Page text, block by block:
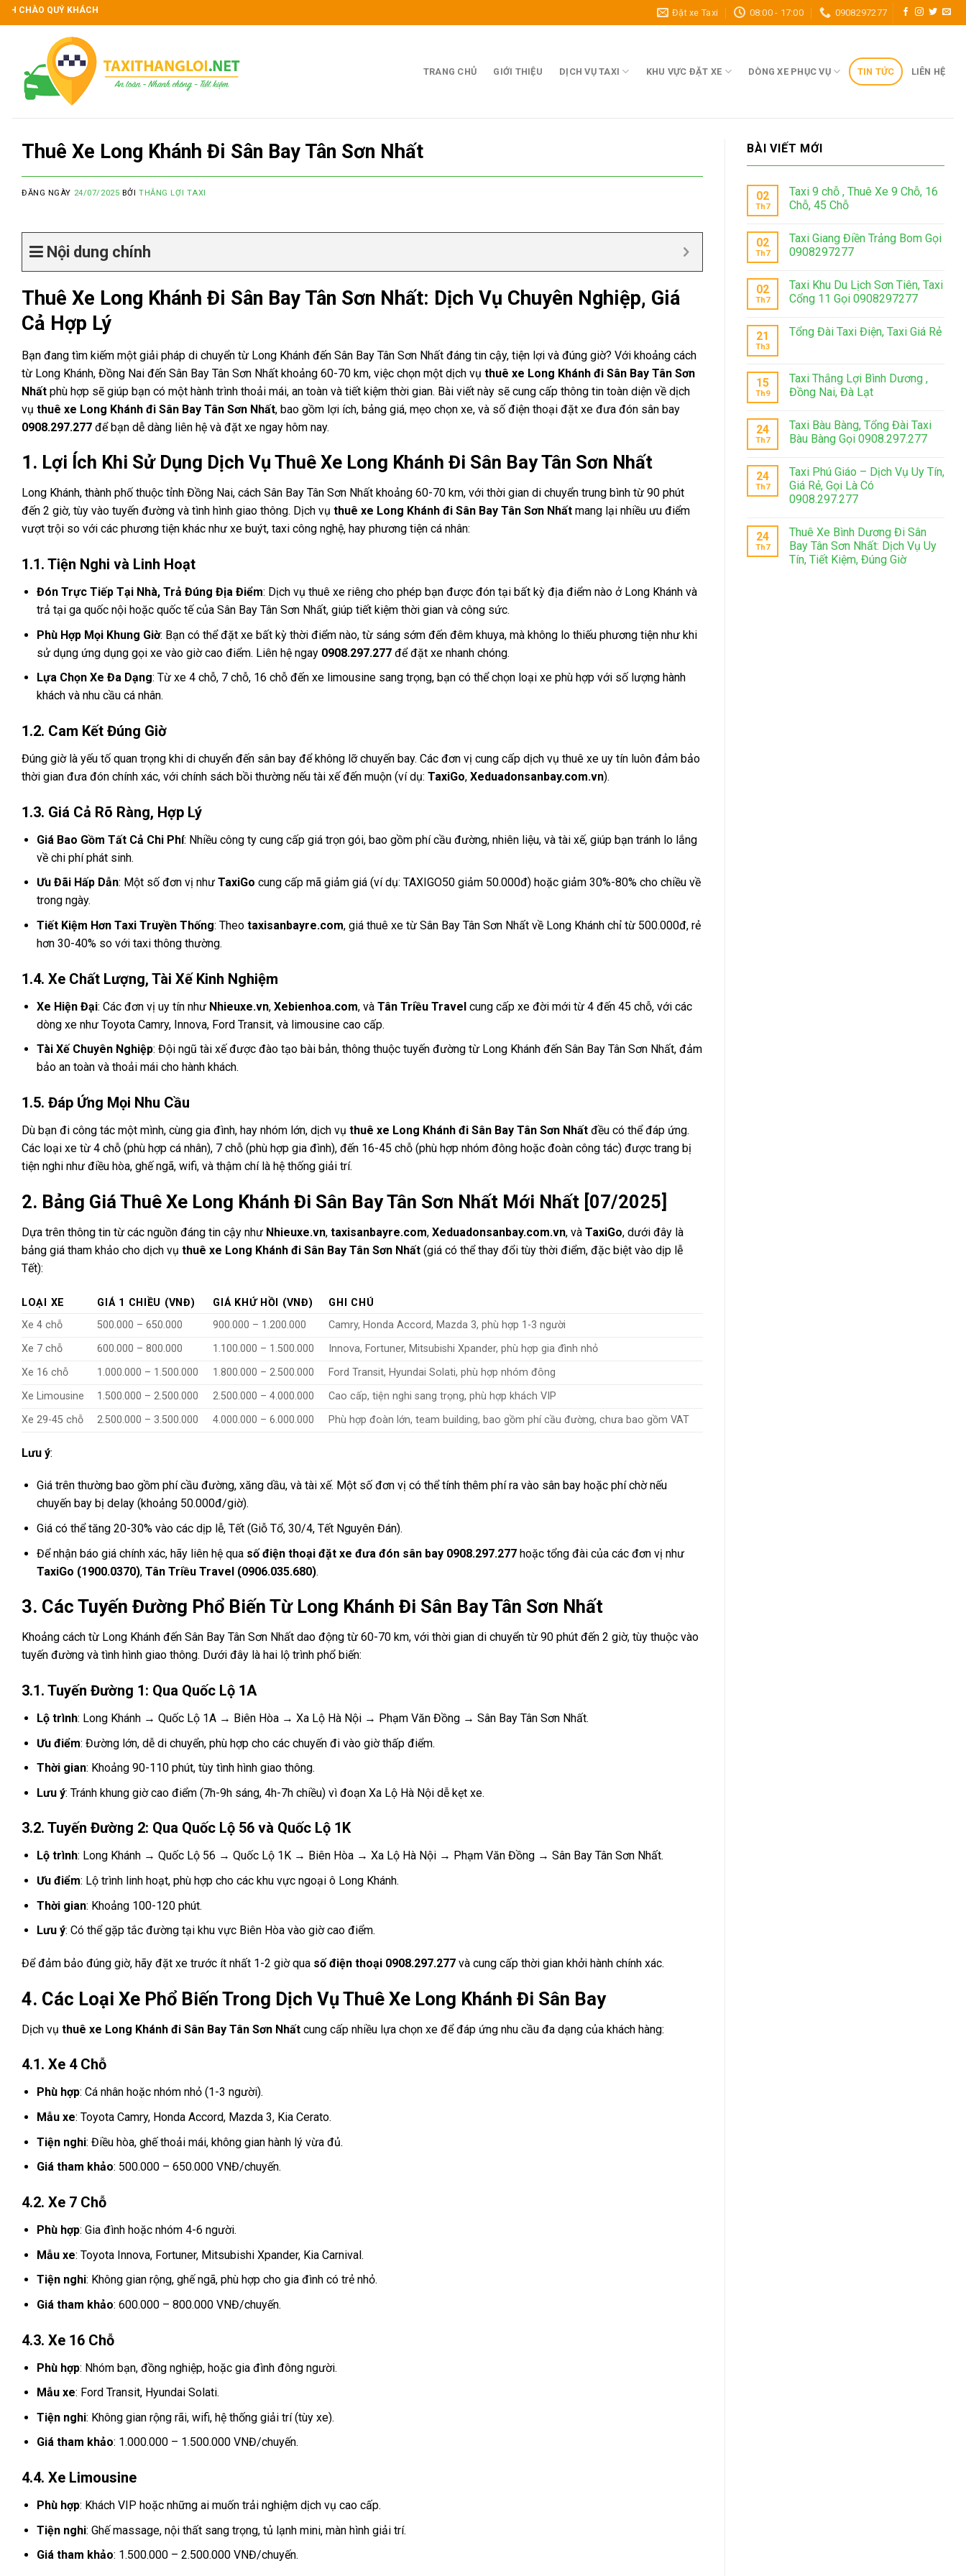
Skip
to
KHÁCH Đặt xe Taxi 08:00 - 17:00 0908297277
TRANG CHỦ GIỚI THIỆU DỊCH VỤ TAXI KHU VỰC ĐẶT XE DÒNG XE PHỤC VỤ TIN TỨC LIÊN HỆ
Thuê Xe Long Khánh Đi Sân Bay Tân Sơn Nhất
ĐĂNG NGÀY 24/07/2025 BỞITHẮNG LỢI TAXI
Nội dung chính
Thuê Xe Long Khánh Đi Sân Bay Tân Sơn Nhất: Dịch Vụ Chuyên Nghiệp, Giá
Cả Hợp Lý
Bạn đang tìm kiếm một giải pháp di chuyển từ Long Khánh đến Sân Bay Tân Sơn Nhất đáng tin cậy, tiện lợi và đúng giờ? Với khoảng cách
từ Long Khánh, Đồng Nai đến Sân Bay Tân Sơn Nhất khoảng 60-70 km, việc chọn một dịch vụ thuê xe Long Khánh đi Sân Bay Tân Sơn
Nhất phù hợp sẽ giúp bạn có một hành trình thoải mái, an toàn và tiết kiệm thời gian. Bài viết này sẽ cung cấp thông tin toàn diện về dịch
vụ thuê xe Long Khánh đi Sân Bay Tân Sơn Nhất, bao gồm lợi ích, bảng giá, mẹo chọn xe, và số điện thoại đặt xe đưa đón sân bay
0908.297.277 để bạn dễ dàng liên hệ và đặt xe ngay hôm nay.
1. Lợi Ích Khi Sử Dụng Dịch Vụ Thuê Xe Long Khánh Đi Sân Bay Tân Sơn Nhất
Long Khánh, thành phố thuộc tỉnh Đồng Nai, cách Sân Bay Tân Sơn Nhất khoảng 60-70 km, với thời gian di chuyển trung bình từ 90 phút
đến 2 giờ, tùy vào tuyến đường và tình hình giao thông. Dịch vụ thuê xe Long Khánh đi Sân Bay Tân Sơn Nhất mang lại nhiều ưu điểm
vượt trội so với các phương tiện khác như xe buýt, taxi công nghệ, hay phương tiện cá nhân:
1.1. Tiện Nghi và Linh Hoạt
Đón Trực Tiếp Tại Nhà, Trả Đúng Địa Điểm: Dịch vụ thuê xe riêng cho phép bạn được đón tại bất kỳ địa điểm nào ở Long Khánh và
trả tại ga quốc nội hoặc quốc tế của Sân Bay Tân Sơn Nhất, giúp tiết kiệm thời gian và công sức.
Phù Hợp Mọi Khung Giờ: Bạn có thể đặt xe bất kỳ thời điểm nào, từ sáng sớm đến đêm khuya, mà không lo thiếu phương tiện như khi
sử dụng ứng dụng gọi xe vào giờ cao điểm. Liên hệ ngay 0908.297.277để đặt xe nhanh chóng.
Lựa Chọn Xe Đa Dạng: Từ xe 4 chỗ, 7 chỗ, 16 chỗ đến xe limousine sang trọng, bạn có thể chọn loại xe phù hợp với số lượng hành
khách và nhu cầu cá nhân.
1.2. Cam Kết Đúng Giờ
Đúng giờ là yếu tố quan trọng khi di chuyển đến sân bay để không lỡ chuyến bay. Các đơn vị cung cấp dịch vụ thuê xe uy tín luôn đảm bảo
thời gian đưa đón chính xác, với chính sách bồi thường nếu tài xế đến muộn (ví dụ: TaxiGo, Xeduadonsanbay.com.vn).
1.3. Giá Cả Rõ Ràng, Hợp Lý
Giá Bao Gồm Tất Cả Chi Phí: Nhiều công ty cung cấp giá trọn gói, bao gồm phí cầu đường, nhiên liệu, và tài xế, giúp bạn tránh lo lắng
về chi phí phát sinh.
Ưu Đãi Hấp Dẫn: Một số đơn vị như TaxiGo cung cấp mã giảm giá (ví dụ: TAXIGO50 giảm 50.000đ) hoặc giảm 30%-80% cho chiều về
trong ngày.
Tiết Kiệm Hơn Taxi Truyền Thống: Theo taxisanbayre.com, giá thuê xe từ Sân Bay Tân Sơn Nhất về Long Khánh chỉ từ 500.000đ, rẻ
hơn 30-40% so với taxi thông thường.
1.4. Xe Chất Lượng, Tài Xế Kinh Nghiệm
Xe Hiện Đại: Các đơn vị uy tín như Nhieuxe.vn, Xebienhoa.com, và Tân Triều Travelcung cấp xe đời mới từ 4 đến 45 chỗ, với các
dòng xe như Toyota Camry, Innova, Ford Transit, và limousine cao cấp.
Tài Xế Chuyên Nghiệp: Đội ngũ tài xế được đào tạo bài bản, thông thuộc tuyến đường từ Long Khánh đến Sân Bay Tân Sơn Nhất, đảm
bảo an toàn và thoải mái cho hành khách.
1.5. Đáp Ứng Mọi Nhu Cầu
Dù bạn đi công tác một mình, cùng gia đình, hay nhóm lớn, dịch vụ thuê xe Long Khánh đi Sân Bay Tân Sơn Nhất đều có thể đáp ứng.
Các loại xe từ 4 chỗ (phù hợp cá nhân), 7 chỗ (phù hợp gia đình), đến 16-45 chỗ (phù hợp nhóm đông hoặc đoàn công tác) được trang bị
tiện nghi như điều hòa, ghế ngã, wifi, và thậm chí là hệ thống giải trí.
2. Bảng Giá Thuê Xe Long Khánh Đi Sân Bay Tân Sơn Nhất Mới Nhất [07/2025]
Dựa trên thông tin từ các nguồn đáng tin cậy như Nhieuxe.vn, taxisanbayre.com, Xeduadonsanbay.com.vn, và TaxiGo, dưới đây là
bảng giá tham khảo cho dịch vụ thuê xe Long Khánh đi Sân Bay Tân Sơn Nhất (giá có thể thay đổi tùy thời điểm, đặc biệt vào dịp lễ
Tết):
LOẠI XE GIÁ 1 CHIỀU (VNĐ) GIÁ KHỨ HỒI (VNĐ)
GHI CHÚ
Xe 4 chỗ
500.000 – 650.000 900.000 – 1.200.000
Camry, Honda Accord, Mazda 3, phù hợp 1-3 người
Xe 7 chỗ
600.000 – 800.000 1.100.000 – 1.500.000
Innova, Fortuner, Mitsubishi Xpander, phù hợp gia đình nhỏ
Xe 16 chỗ
1.000.000 – 1.500.000 1.800.000 – 2.500.000
Ford Transit, Hyundai Solati, phù hợp nhóm đông
Xe Limousine
1.500.000 – 2.500.000 2.500.000 – 4.000.000
Cao cấp, tiện nghi sang trọng, phù hợp khách VIP
Xe 29-45 chỗ
2.500.000 – 3.500.000 4.000.000 – 6.000.000 Phù hợp đoàn lớn, team building, bao gồm phí cầu đường, chưa bao gồm VAT
Lưu ý:
Giá trên thường bao gồm phí cầu đường, xăng dầu, và tài xế. Một số đơn vị có thể tính thêm phí ra vào sân bay hoặc phí chờ nếu
chuyến bay bị delay (khoảng 50.000đ/giờ).
Giá có thể tăng 20-30% vào các dịp lễ, Tết (Giỗ Tổ, 30/4, Tết Nguyên Đán).
Để nhận báo giá chính xác, hãy liên hệ qua số điện thoại đặt xe đưa đón sân bay 0908.297.277hoặc tổng đài của các đơn vị như
TaxiGo (1900.0370), Tân Triều Travel (0906.035.680).
3. Các Tuyến Đường Phổ Biến Từ Long Khánh Đi Sân Bay Tân Sơn Nhất
Khoảng cách từ Long Khánh đến Sân Bay Tân Sơn Nhất dao động từ 60-70 km, với thời gian di chuyển từ 90 phút đến 2 giờ, tùy thuộc vào
tuyến đường và tình hình giao thông. Dưới đây là hai lộ trình phổ biến:
3.1. Tuyến Đường 1: Qua Quốc Lộ 1A
Lộ trình: Long Khánh → Quốc Lộ 1A → Biên Hòa → Xa Lộ Hà Nội → Phạm Văn Đồng → Sân Bay Tân Sơn Nhất.
Ưu điểm: Đường lớn, dễ di chuyển, phù hợp cho các chuyến đi vào giờ thấp điểm.
Thời gian: Khoảng 90-110 phút, tùy tình hình giao thông.
Lưu ý: Tránh khung giờ cao điểm (7h-9h sáng, 4h-7h chiều) vì đoạn Xa Lộ Hà Nội dễ kẹt xe.
3.2. Tuyến Đường 2: Qua Quốc Lộ 56 và Quốc Lộ 1K
Lộ trình: Long Khánh → Quốc Lộ 56 → Quốc Lộ 1K → Biên Hòa → Xa Lộ Hà Nội → Phạm Văn Đồng → Sân Bay Tân Sơn Nhất.
Ưu điểm: Lộ trình linh hoạt, phù hợp cho các khu vực ngoại ô Long Khánh.
Thời gian: Khoảng 100-120 phút.
Lưu ý: Có thể gặp tắc đường tại khu vực Biên Hòa vào giờ cao điểm.
Để đảm bảo đúng giờ, hãy đặt xe trước ít nhất 1-2 giờ qua số điện thoại 0908.297.277 và cung cấp thời gian khởi hành chính xác.
4. Các Loại Xe Phổ Biến Trong Dịch Vụ Thuê Xe Long Khánh Đi Sân Bay
Dịch vụ thuê xe Long Khánh đi Sân Bay Tân Sơn Nhất cung cấp nhiều lựa chọn xe để đáp ứng nhu cầu đa dạng của khách hàng:
4.1. Xe 4 Chỗ
Phù hợp: Cá nhân hoặc nhóm nhỏ (1-3 người).
Mẫu xe: Toyota Camry, Honda Accord, Mazda 3, Kia Cerato.
Tiện nghi: Điều hòa, ghế thoải mái, không gian hành lý vừa đủ.
Giá tham khảo: 500.000 – 650.000 VNĐ/chuyến.
4.2. Xe 7 Chỗ
Phù hợp: Gia đình hoặc nhóm 4-6 người.
Mẫu xe: Toyota Innova, Fortuner, Mitsubishi Xpander, Kia Carnival.
Tiện nghi: Không gian rộng, ghế ngã, phù hợp cho gia đình có trẻ nhỏ.
Giá tham khảo: 600.000 – 800.000 VNĐ/chuyến.
4.3. Xe 16 Chỗ
Phù hợp: Nhóm bạn, đồng nghiệp, hoặc gia đình đông người.
Mẫu xe: Ford Transit, Hyundai Solati.
Tiện nghi: Không gian rộng rãi, wifi, hệ thống giải trí (tùy xe).
Giá tham khảo: 1.000.000 – 1.500.000 VNĐ/chuyến.
4.4. Xe Limousine
Phù hợp: Khách VIP hoặc những ai muốn trải nghiệm dịch vụ cao cấp.
Tiện nghi: Ghế massage, nội thất sang trọng, tủ lạnh mini, màn hình giải trí.
Giá tham khảo: 1.500.000 – 2.500.000 VNĐ/chuyến.
BÀI VIẾT MỚI
02
Th7
Taxi 9 chỗ , Thuê Xe 9 Chỗ, 16
Chỗ, 45 Chỗ
02
Th7
Taxi Giang Điền Trảng Bom Gọi
0908297277
02
Th7
Taxi Khu Du Lịch Sơn Tiên, Taxi
Cổng 11 Gọi 0908297277
21
Th3
Tổng Đài Taxi Điện, Taxi Giá Rẻ
15
Th9
Taxi Thắng Lợi Bình Dương ,
Đồng Nai, Đà Lạt
24
Th7
Taxi Bàu Bàng, Tổng Đài Taxi
Bàu Bàng Gọi 0908.297.277
24
Th7
Taxi Phú Giáo – Dịch Vụ Uy Tín,
Giá Rẻ, Gọi Là Có
0908.297.277
24
Th7
Thuê Xe Bình Dương Đi Sân
Bay Tân Sơn Nhất: Dịch Vụ Uy
Tín, Tiết Kiệm, Đúng Giờ